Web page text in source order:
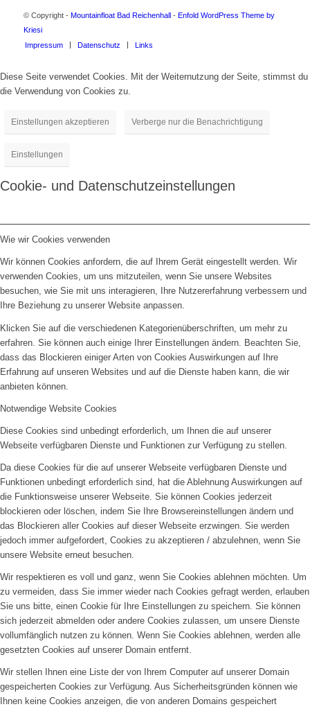
© Copyright - Mountainfloat Bad Reichenhall - Enfold WordPress Theme by
Kriesi
Impressum
Datenschutz Links
Diese Seite verwendet Cookies. Mit der Weiternutzung der Seite, stimmst du
die Verwendung von Cookies zu.
Einstellungen akzeptieren Verberge nur die Benachrichtigung
Einstellungen
Cookie- und Datenschutzeinstellungen
Wie wir Cookies verwenden
Wir können Cookies anfordern, die auf Ihrem Gerät eingestellt werden. Wir
verwenden Cookies, um uns mitzuteilen, wenn Sie unsere Websites
besuchen, wie Sie mit uns interagieren, Ihre Nutzererfahrung verbessern und
Ihre Beziehung zu unserer Website anpassen.
Klicken Sie auf die verschiedenen Kategorienüberschriften, um mehr zu
erfahren. Sie können auch einige Ihrer Einstellungen ändern. Beachten Sie,
dass das Blockieren einiger Arten von Cookies Auswirkungen auf Ihre
Erfahrung auf unseren Websites und auf die Dienste haben kann, die wir
anbieten können.
Notwendige Website Cookies
Diese Cookies sind unbedingt erforderlich, um Ihnen die auf unserer
Webseite verfügbaren Dienste und Funktionen zur Verfügung zu stellen.
Da diese Cookies für die auf unserer Webseite verfügbaren Dienste und
Funktionen unbedingt erforderlich sind, hat die Ablehnung Auswirkungen auf
die Funktionsweise unserer Webseite. Sie können Cookies jederzeit
blockieren oder löschen, indem Sie Ihre Browsereinstellungen ändern und
das Blockieren aller Cookies auf dieser Webseite erzwingen. Sie werden
jedoch immer aufgefordert, Cookies zu akzeptieren / abzulehnen, wenn Sie
unsere Website erneut besuchen.
Wir respektieren es voll und ganz, wenn Sie Cookies ablehnen möchten. Um
zu vermeiden, dass Sie immer wieder nach Cookies gefragt werden, erlauben
Sie uns bitte, einen Cookie für Ihre Einstellungen zu speichern. Sie können
sich jederzeit abmelden oder andere Cookies zulassen, um unsere Dienste
vollumfänglich nutzen zu können. Wenn Sie Cookies ablehnen, werden alle
gesetzten Cookies auf unserer Domain entfernt.
Wir stellen Ihnen eine Liste der von Ihrem Computer auf unserer Domain
gespeicherten Cookies zur Verfügung. Aus Sicherheitsgründen können wie
Ihnen keine Cookies anzeigen, die von anderen Domains gespeichert